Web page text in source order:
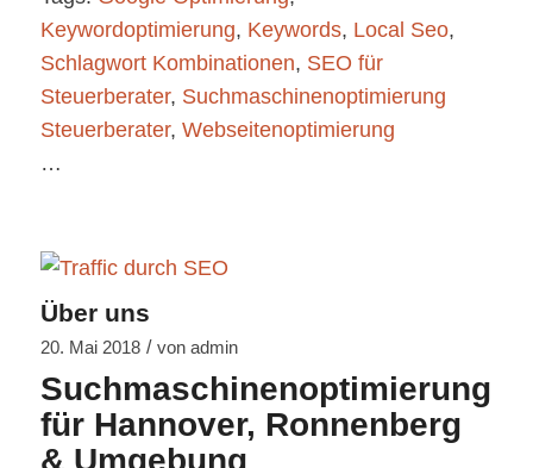
Keywordoptimierung, Keywords, Local Seo,
Schlagwort Kombinationen, SEO für
Steuerberater, Suchmaschinenoptimierung
Steuerberater, Webseitenoptimierung
…
Über uns
20. Mai 2018 / von admin
Suchmaschinenoptimierung
für Hannover, Ronnenberg